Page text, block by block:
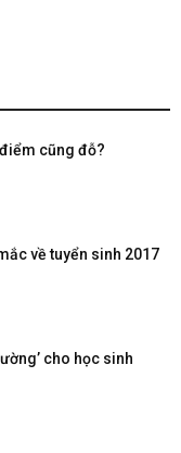
cũng đỗ?
về tuyển sinh 2017
cho học sinh